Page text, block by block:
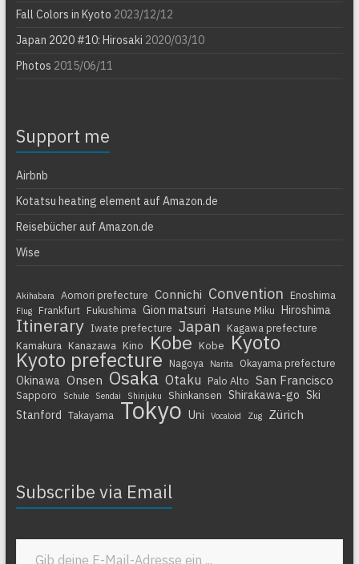
Fall Colors in Kyoto 2023/12/12
Japan 2020 #10: Hirosaki 2020/03/10
Photos 2015/06/11
Support me
Airbnb
Kotatsu heating element auf Amazon.de
Reisebücher auf Amazon.de
Wise
Akihabara Aomori prefecture Connichi Convention Enoshima
Flug Frankfurt Fukushima Gion matsuri Hatsune Miku Hiroshima
Itinerary Iwate prefecture Japan
Kagawa prefecture
Kamakura
Kanazawa Kino Kobe Kobe Kyoto
Kyoto prefecture Nagoya Narita Okayama prefecture
Okinawa Onsen Osaka Otaku Palo Alto San Francisco
Sapporo Schule Sendai Shinjuku Shinkansen Shirakawa-go Ski
Stanford Takayama Tokyo Uni Vocaloid Zug Zürich
Subscribe via Email
Gib deine E-Mail-Adresse ein ...